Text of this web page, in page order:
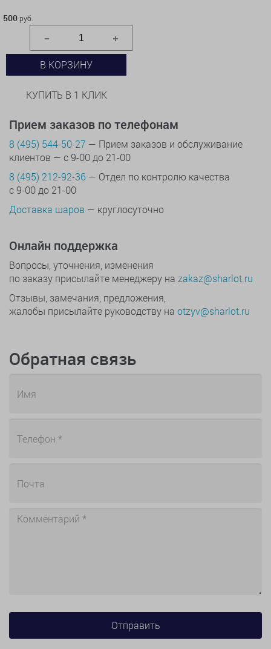
500 руб.
В КОРЗИНУ
КУПИТЬ В 1 КЛИК
Прием заказов по телефонам
8 (495) 544-50-27 — Прием заказов и обслуживание
клиентов — с 9-00 до 21-00
8 (495) 212-92-36 — Отдел по контролю качества
с 9-00 до 21-00
Доставка шаров — круглосуточно
Онлайн поддержка
Вопросы, уточнения, изменения
по заказу присылайте менеджеру на zakaz@sharlot.ru
Отзывы, замечания, предложения,
жалобы присылайте руководству на otzyv@sharlot.ru
Обратная связь